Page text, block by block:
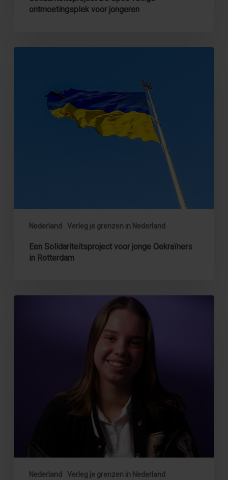
ontmoetingsplek voor jongeren
Nederland Verleg je grenzen in Nederland
Oekraïners
Een Solidariteitsproject voor jonge Oekraïners
in Rotterdam
Nederland Verleg je grenzen in Nederland
Jongerenparticipatieproject